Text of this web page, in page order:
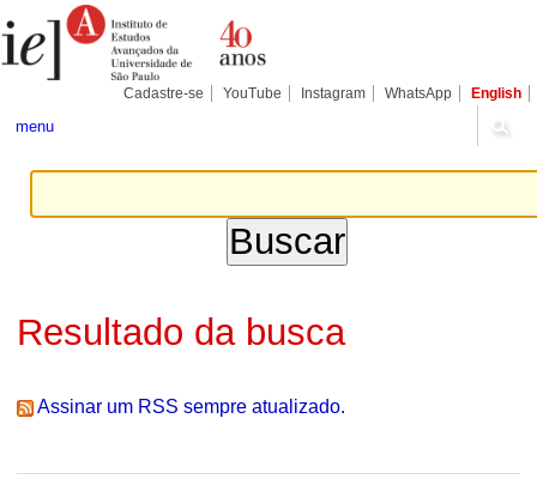
para
conteúdo.
Pessoais
Cadastre-se YouTube Instagram WhatsApp English
menu
Resultado da busca
Assinar um RSS sempre atualizado.